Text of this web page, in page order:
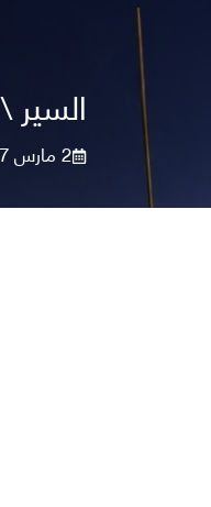
السير
2 مارس 2017